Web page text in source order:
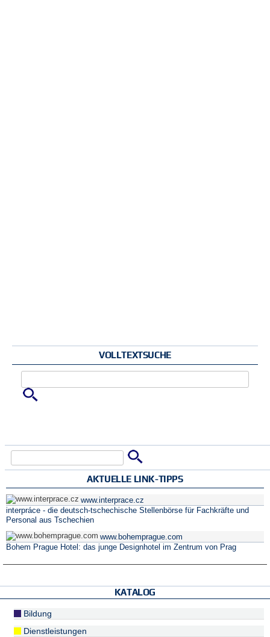
VOLLTEXTSUCHE
AKTUELLE LINK-TIPPS
www.interprace.cz
interpráce - die deutsch-tschechische Stellenbörse für Fachkräfte und
Personal aus Tschechien
www.bohemprague.com
Bohem Prague Hotel: das junge Designhotel im Zentrum von Prag
KATALOG
Bildung
Dienstleistungen